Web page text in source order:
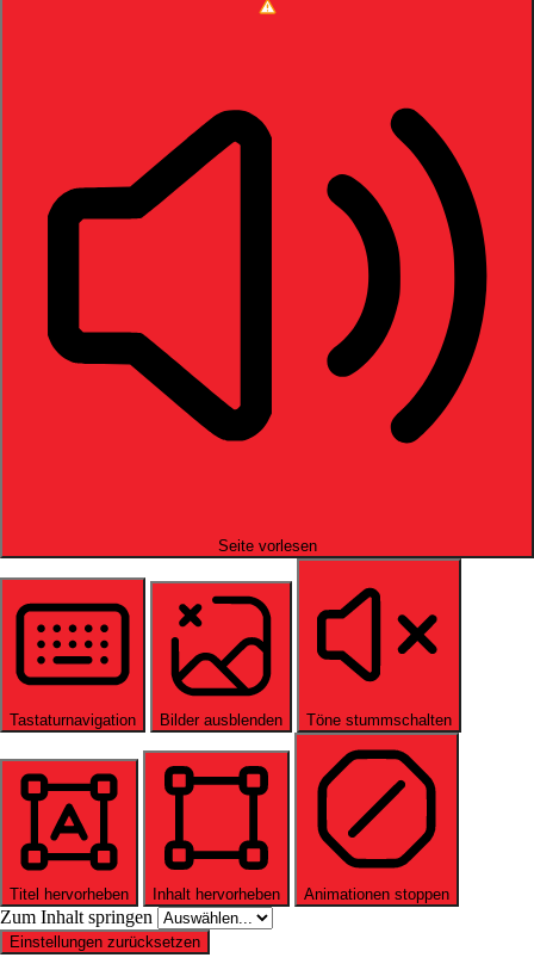
Seite vorlesen
Tastaturnavigation Bilder ausblenden Töne stummschalten
Titel hervorheben Inhalt hervorheben Animationen stoppen
Zum Inhalt springen
Einstellungen zurücksetzen